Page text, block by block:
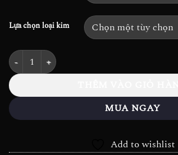
Lựa chọn loại kim
Mặt dây Kim cương Halo 6.5mm - MD916 số
MUA NGAY
Add to wishlist